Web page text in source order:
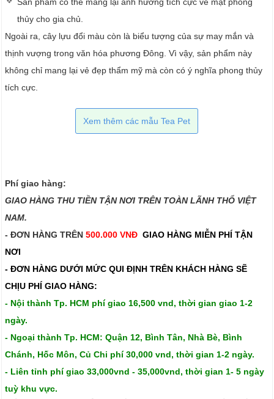
thủy cho gia chủ.
Ngoài ra, cây lựu đổi màu còn là biểu tượng của sự may mắn và
thịnh vượng trong văn hóa phương Đông. Vì vậy, sản phẩm này
không chỉ mang lại vẻ đẹp thẩm mỹ mà còn có ý nghĩa phong thủy
tích cực.
Xem thêm các mẫu Tea Pet
Phí giao hàng:
GIAO HÀNG THU TIỀN TẬN NƠI TRÊN TOÀN LÃNH THỔ VIỆT
NAM.​​
- ĐƠN HÀNG TRÊN500.000 VNĐ GIAO HÀNG MIỄN PHÍ TẬN
NƠI
- ĐƠN HÀNG DƯỚI MỨC QUI ĐỊNH TRÊN KHÁCH HÀNG SẼ
CHỊU PHÍ GIAO HÀNG:
- Nội thành Tp. HCM phí giao 16,500 vnd, thời gian giao 1-2
ngày.
- Ngoại thành Tp. HCM: Quận 12, Bình Tân, Nhà Bè, Bình
Chánh, Hốc Môn, Củ Chi phí 30,000 vnd, thời gian 1-2 ngày.
- Liên tỉnh phí giao 33,000vnd - 35,000vnd, thời gian 1- 5 ngày
tuỳ khu vực.